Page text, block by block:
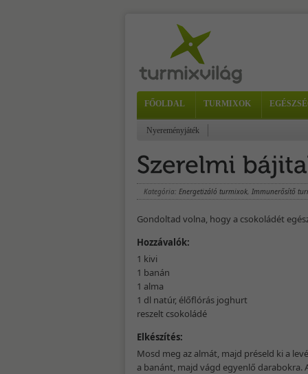
FŐOLDAL TURMIXOK
Nyereményjáték
Kategória: Energetizáló turmixok, Immunerősítő
Gondoltad volna, hogy a csokoládét
Hozzávalók:
1 kivi
1 banán
1 alma
1 dl natúr, élőflórás joghurt
reszelt csokoládé
Elkészítés:
Mosd meg az almát, majd préseld ki a
a banánt, majd vágd egyenlő darabokra.